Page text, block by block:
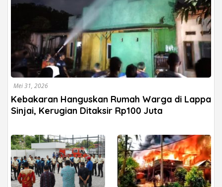
Mei 31, 2026
Kebakaran Hanguskan Rumah Warga di Lappa
Sinjai, Kerugian Ditaksir Rp100 Juta